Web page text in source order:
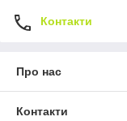
Контакти
Про нас
Контакти